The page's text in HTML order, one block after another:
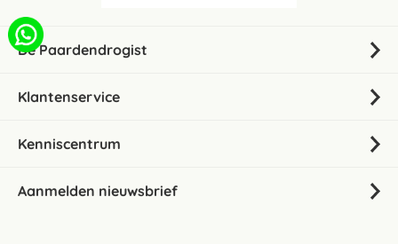
De Paardendrogist
Klantenservice
Kenniscentrum
Aanmelden nieuwsbrief